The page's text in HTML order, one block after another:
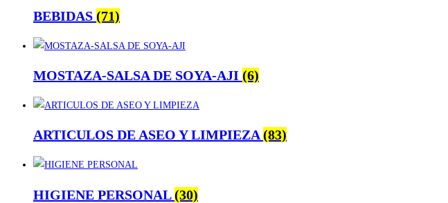
BEBIDAS (71)
MOSTAZA-SALSA DE SOYA-AJI (6)
ARTICULOS DE ASEO Y LIMPIEZA(83)
HIGIENE PERSONAL(30)